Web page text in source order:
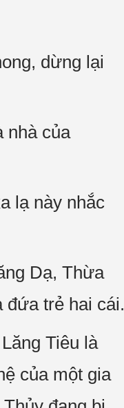
dừng lại
nhà của
lạ này nhắc
Dạ, Thừa
đứa trẻ hai cái.
Tiêu là
của một gia